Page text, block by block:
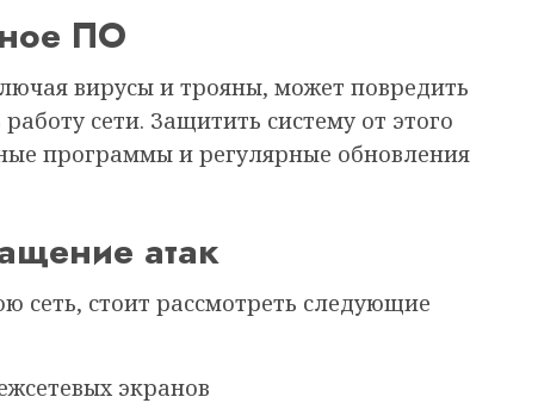
ПО
вирусы и трояны, может повредить
сети. Защитить систему от этого
программы и регулярные обновления
атак
сеть, стоит рассмотреть следующие
экранов